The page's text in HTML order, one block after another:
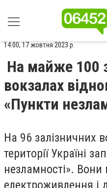
14:00, 17 жовтня 2023 р.
На майже 100
вокзалах
«Пункти
На 96 залізничних
території Україні
незламності».
електроживлення і